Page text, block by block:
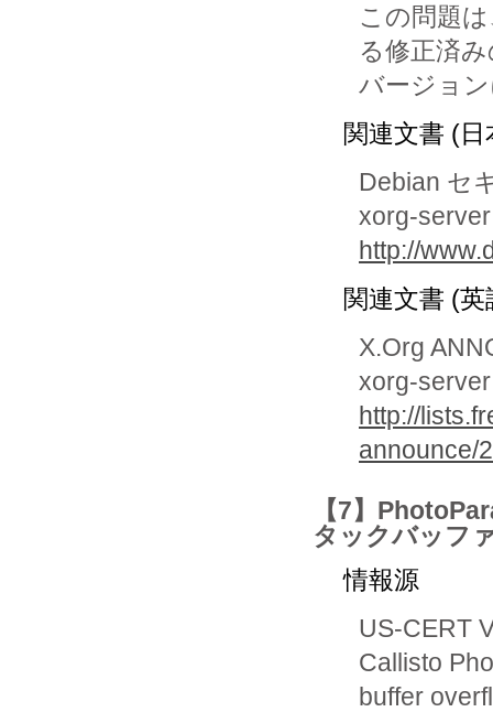
この問題
る修正済
バージョ
関連文書 (日
Debian セ
xorg-
http://
関連文書 (英
X.Org
xorg-
http://
announce/
【7】
タックバッフ
情報源
US-CERT
Callisto
buffer